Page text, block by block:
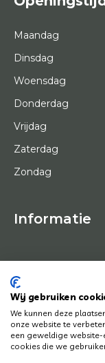
Maandag
Dinsdag
Woensdag
Donderdag
Vrijdag
Zaterdag
Zondag
Informatie
HOME
KUNSTENAARS
KUNSTWERKEN
HOE WERKT HET
Wij gebruiken
We kunnen deze
onze website te
een geweldige
cookies die we